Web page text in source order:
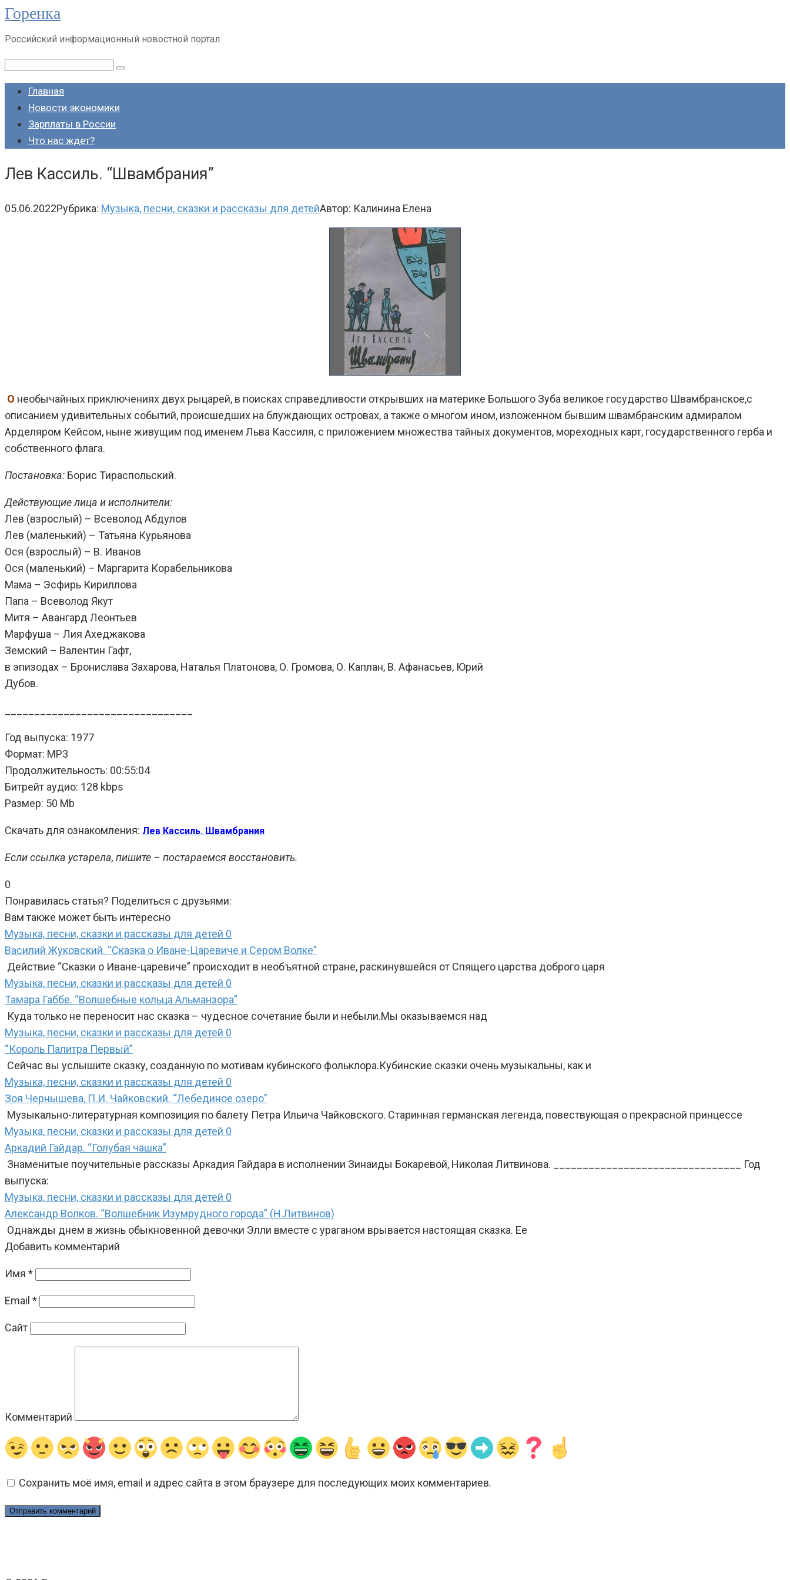
Перейти
контенту
Горенка
Российский информационный новостной портал
Поиск:
Главная
Новости экономики
Зарплаты в России
Что нас ждет?
Лев Кассиль. “Швамбрания”
05.06.2022Рубрика: Музыка, песни, сказки и рассказы для детейАвтор: Калинина Елена
О необычайных приключениях двух рыцарей, в поисках справедливости открывших на материке Большого Зуба великое государство Швамбранское,с
описанием удивительных событий, происшедших на блуждающих островах, а также о многом ином, изложенном бывшим швамбранским адмиралом
Арделяром Кейсом, ныне живущим под именем Льва Кассиля, с приложением множества тайных документов, мореходных карт, государственного герба и
собственного флага.
Постановка: Борис Тираспольский.
Действующие лица и исполнители:
Лев (взрослый) – Всеволод Абдулов
Лев (маленький) – Татьяна Курьянова
Ося (взрослый) – В. Иванов
Ося (маленький) – Маргарита Корабельникова
Мама – Эсфирь Кириллова
Папа – Всеволод Якут
Митя – Авангард Леонтьев
Марфуша – Лия Ахеджакова
Земский – Валентин Гафт,
в эпизодах – Бронислава Захарова, Наталья Платонова, О. Громова, О. Каплан, В. Афанасьев, Юрий
Дубов.
Год выпуска: 1977
Формат: MP3
Продолжительность: 00:55:04
Битрейт аудио: 128 kbps
Размер: 50 Mb
Скачать для ознакомления: Лев Кассиль. Швамбрания
Если ссылка устарела, пишите – постараемся восстановить.
0
Понравилась статья? Поделиться с друзьями:
Вам также может быть интересно
Музыка, песни, сказки и рассказы для детей 0
Василий Жуковский. “Сказка о Иване-Царевиче и Сером Волке”
Действие “Сказки о Иване-царевиче” происходит в необъятной стране, раскинувшейся от Спящего царства доброго царя
Музыка, песни, сказки и рассказы для детей 0
Тамара Габбе. “Волшебные кольца Альманзора”
Куда только не переносит нас сказка – чудесное сочетание были и небыли.Мы оказываемся над
Музыка, песни, сказки и рассказы для детей 0
“Король Палитра Первый”
Сейчас вы услышите сказку, созданную по мотивам кубинского фольклора.Кубинские сказки очень музыкальны, как и
Музыка, песни, сказки и рассказы для детей 0
Зоя Чернышева, П.И. Чайковский. “Лебединое озеро”
Музыкально-литературная композиция по балету Петра Ильича Чайковского. Старинная германская легенда, повествующая о прекрасной принцессе
Музыка, песни, сказки и рассказы для детей 0
Аркадий Гайдар. “Голубая чашка”
Знаменитые поучительные рассказы Аркадия Гайдара в исполнении Зинаиды Бокаревой, Николая Литвинова. ________________________________ Год
выпуска:
Музыка, песни, сказки и рассказы для детей 0
Александр Волков. “Волшебник Изумрудного города” (Н.Литвинов)
Однажды днем в жизнь обыкновенной девочки Элли вместе с ураганом врывается настоящая сказка. Ее
Добавить комментарий
Имя *
Email *
Сайт
Комментарий
Сохранить моё имя, email и адрес сайта в этом браузере для последующих моих комментариев.